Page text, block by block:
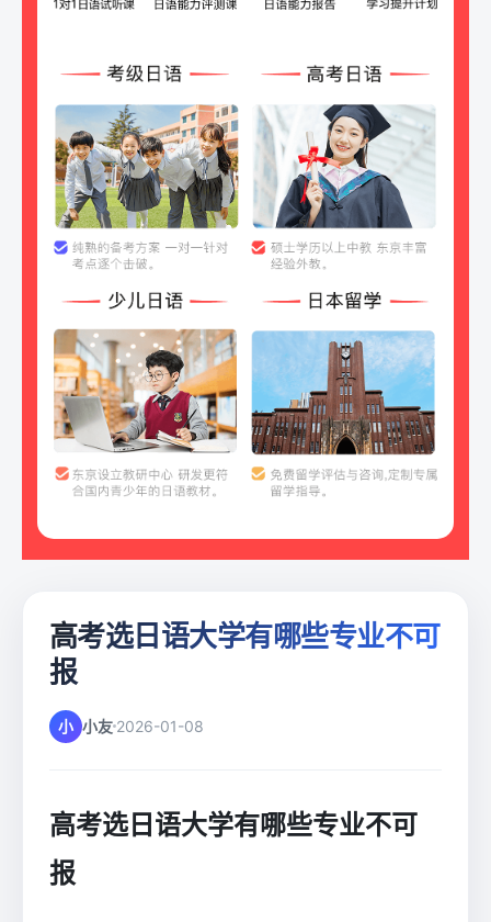
高考选日语大学有哪些专业不可
报
小 小友 2026-01-08
高考选日语大学有哪些专业不可
报